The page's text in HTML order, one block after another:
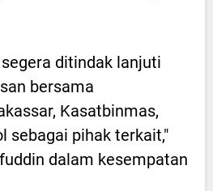
ditindak lanjuti
bersama
Kasatbinmas,
sebagai pihak terkait,"
dalam kesempatan